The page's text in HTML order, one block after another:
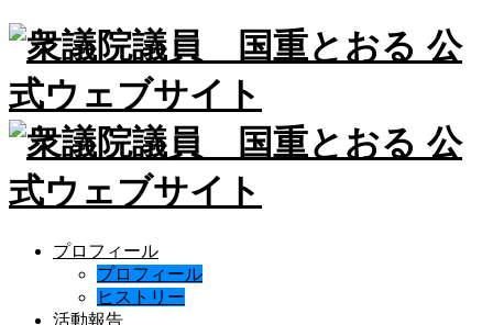
プロフィール
プロフィール
ヒストリー
活動報告